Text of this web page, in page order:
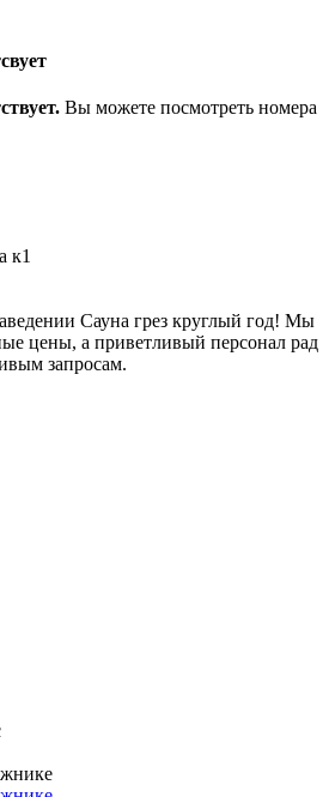
Вы можете посмотреть номера
к1
Сауна грез круглый год! Мы
цены, а приветливый персонал рад
запросам.